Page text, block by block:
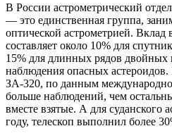
В России астрометрический
— это единственная группа,
оптической астрометрией.
составляет около 10% для
15% для длинных рядов двойных
наблюдения опасных астероидов.
ЗА-320, по данным
больше наблюдений, чем
вместе взятые. А для суданского
году, телескоп выполнил более